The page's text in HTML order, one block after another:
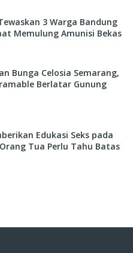
3 Warga Bandung
Memulung Amunisi Bekas
Bunga Celosia Semarang,
Berlatar Gunung
Edukasi Seks pada
Tua Perlu Tahu Batas